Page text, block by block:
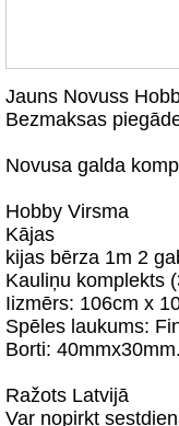
Jauns Novuss
Bezmaksas
Novusa galda
Hobby Virsma
Kājas
kijas bērza 1m 2
Kauliņu komplekts
Iizmērs: 106cm x
Spēles laukums:
Borti: 40mmx30mm.
Ražots Latvijā
Var nopirkt